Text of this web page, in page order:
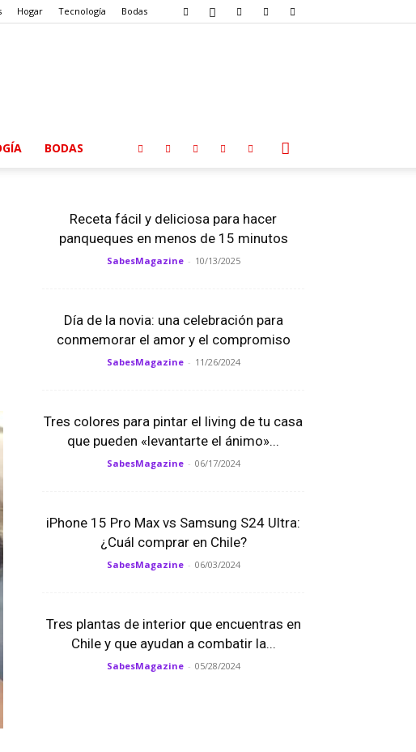
Hogar Tecnología Bodas
BODAS
Receta fácil y deliciosa para hacer
panqueques en menos de 15 minutos
SabesMagazine - 10/13/2025
Día de la novia: una celebración para
conmemorar el amor y el compromiso
SabesMagazine - 11/26/2024
Tres colores para pintar el living de tu casa
que pueden «levantarte el ánimo»...
SabesMagazine - 06/17/2024
iPhone 15 Pro Max vs Samsung S24 Ultra:
¿Cuál comprar en Chile?
SabesMagazine - 06/03/2024
Tres plantas de interior que encuentras en
Chile y que ayudan a combatir la...
SabesMagazine - 05/28/2024